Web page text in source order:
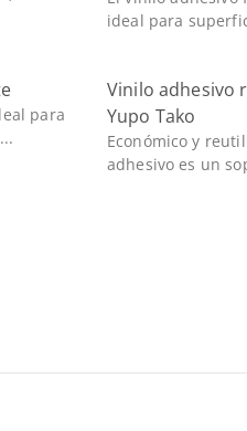
ideal para
para
Vinilo adhesivo
Yupo Tako
Económico y
adhesivo es un